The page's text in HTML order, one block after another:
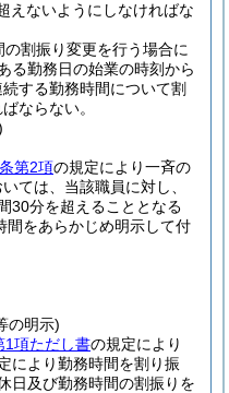
えないようにしなければな
割振り変更を行う場合に
る勤務日の始業の時刻から
する勤務時間について割
ならない。
第2項の規定により一斉の
ては、当該職員に対し、
30分を超えることとなる
間をあらかじめ明示して付
の明示)
1項ただし書の規定により
により勤務時間を割り振
日及び勤務時間の割振りを